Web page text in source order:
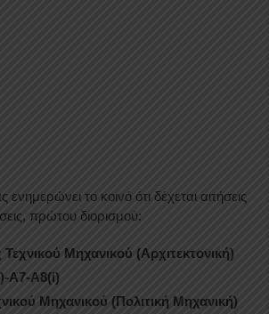
το κοινό ότι δέχεται αιτήσεις
πρώτου διορισμού:
Τεχνικού Μηχανικού (Αρχιτεκτονική)
Α7-Α8(i)
Μηχανικού (Πολιτική Μηχανική)